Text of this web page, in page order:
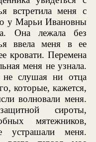
встретила меня с
у Марьи Ивановны
Она лежала без
ввела меня в ее
кровати. Перемена
меня не узнала.
слушая ни отца
которые, кажется,
волновали меня.
сироты,
мятежников,
устрашали меня.